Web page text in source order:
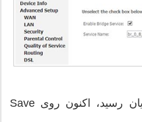
خب ساخت کانکشن به پایان رسید، اکنون روی Save